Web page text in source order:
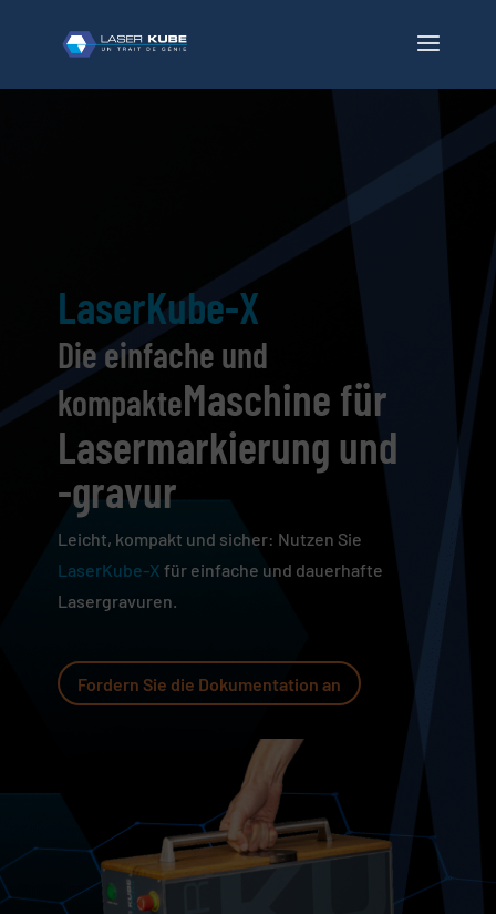
LaserKube-X
Dieeinfache und
kompakteMaschine für
Lasermarkierung und
-gravur
Leicht, kompakt und sicher: Nutzen Sie
LaserKube-X für einfache und dauerhafte
Lasergravuren.
Fordern Sie die Dokumentation an